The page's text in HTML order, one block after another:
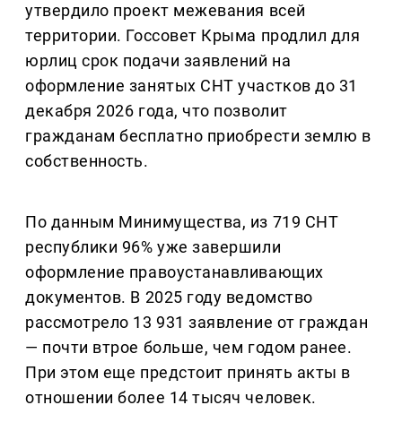
утвердило проект межевания всей
территории. Госсовет Крыма продлил для
юрлиц срок подачи заявлений на
оформление занятых СНТ участков до 31
декабря 2026 года, что позволит
гражданам бесплатно приобрести землю в
собственность.
По данным Минимущества, из 719 СНТ
республики 96% уже завершили
оформление правоустанавливающих
документов. В 2025 году ведомство
рассмотрело 13 931 заявление от граждан
— почти втрое больше, чем годом ранее.
При этом еще предстоит принять акты в
отношении более 14 тысяч человек.